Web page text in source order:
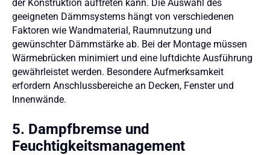
der Konstruktion auftreten kann. Die Auswahl des
geeigneten Dämmsystems hängt von verschiedenen
Faktoren wie Wandmaterial, Raumnutzung und
gewünschter Dämmstärke ab. Bei der Montage müssen
Wärmebrücken minimiert und eine luftdichte Ausführung
gewährleistet werden. Besondere Aufmerksamkeit
erfordern Anschlussbereiche an Decken, Fenster und
Innenwände.
5. Dampfbremse und
Feuchtigkeitsmanagement